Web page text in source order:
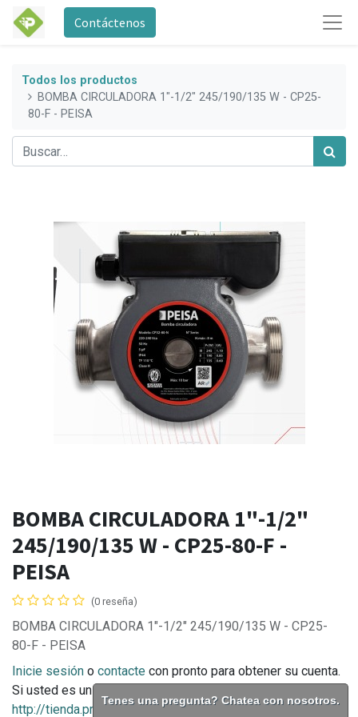
Contáctenos
Todos los productos
BOMBA CIRCULADORA 1"-1/2" 245/190/135 W - CP25-
80-F - PEISA
BOMBA CIRCULADORA 1"-1/2"
245/190/135 W - CP25-80-F -
PEISA
(0 reseña)
BOMBA CIRCULADORA 1"-1/2" 245/190/135 W - CP25-
80-F - PEISA
Inicie sesión o contacte con pronto para obtener su cuenta.
Si usted es un consumidor final puede comprar en
http://tienda.prontodistribuidora.com.ar
Tenes una pregunta? Chatea con nosotros.